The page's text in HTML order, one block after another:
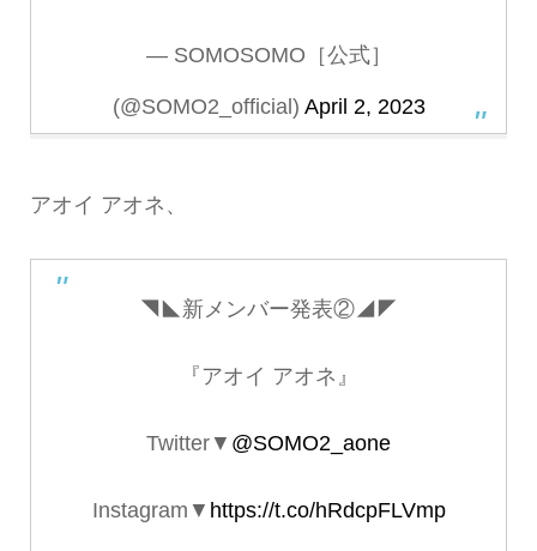
— SOMOSOMO［公式］
(@SOMO2_official) April 2, 2023
アオイ アオネ、
◥◣新メンバー発表②◢◤
『アオイ アオネ』
Twitter▼ @SOMO2_aone
Instagram▼ https://t.co/hRdcpFLVmp